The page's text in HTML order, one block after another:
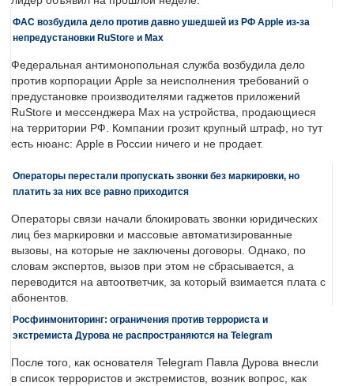
ФАС возбудила дело против давно ушедшей из РФ Apple из-за
непредустановки RuStore и Max
Федеральная антимонопольная служба возбудила дело
против корпорации Apple за неисполнения требований о
предустановке производителями гаджетов приложений
RuStore и мессенджера Max на устройства, продающиеся
на территории РФ. Компании грозит крупный штраф, но тут
есть нюанс: Apple в России ничего и не продает.
Операторы перестали пропускать звонки без маркировки, но
платить за них все равно приходится
Операторы связи начали блокировать звонки юридических
лиц без маркировки и массовые автоматизированные
вызовы, на которые не заключены договоры. Однако, по
словам экспертов, вызов при этом не сбрасывается, а
переводится на автоответчик, за который взимается плата с
абонентов.
Росфинмониторинг: ограничения против террориста и
экстремиста Дурова не распространяются на Telegram
После того, как основателя Telegram Павла Дурова внесли
в список террористов и экстремистов, возник вопрос, как